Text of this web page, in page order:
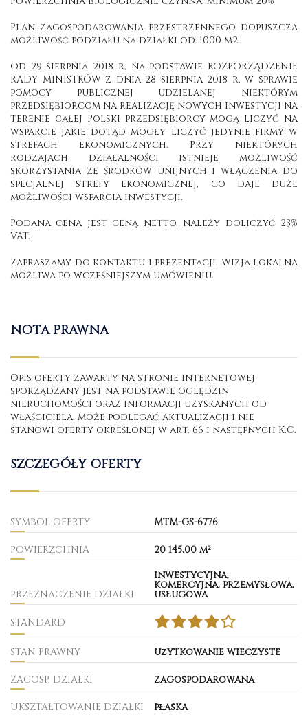
Plan zagospodarowania przestrzennego dopuszcza
możliwość podziału na działki od. 1000 m2.
Od 29 sierpnia 2018 r, na podstawie ROZPORZĄDZENIE
RADY MINISTRÓW z dnia 28 sierpnia 2018 r. w sprawie
pomocy publicznej udzielanej niektórym
przedsiębiorcom na realizację nowych inwestycji na
terenie całej Polski przedsiębiorcy mogą liczyć na
wsparcie jakie dotąd mogły liczyć jedynie firmy w
strefach ekonomicznych. Przy niektórych
rodzajach działalności istnieje możliwość
skorzystania ze środków unijnych i włączenia do
specjalnej strefy ekonomicznej, co daje duże
możliwości wsparcia inwestycji.
Podana cena jest ceną netto, należy doliczyć 23%
VAT.
Zapraszamy do kontaktu i prezentacji. Wizja lokalna
możliwa po wcześniejszym umówieniu.
NOTA PRAWNA
Opis oferty zawarty na stronie internetowej
sporządzany jest na podstawie oględzin
nieruchomości oraz informacji uzyskanych od
właściciela, może podlegać aktualizacji i nie
stanowi oferty określonej w art. 66 i następnych K.C.
SZCZEGÓŁY OFERTY
SYMBOL OFERTY MTM-GS-6776
POWIERZCHNIA 20 145,00 m²
PRZEZNACZENIE DZIAŁKI
inwestycyjna,
komercyjna, przemysłowa,
usługowa
STANDARD
STAN PRAWNY użytkowanie wieczyste
ZAGOSP. DZIAŁKI zagospodarowana
UKSZTAŁTOWANIE DZIAŁKI płaska